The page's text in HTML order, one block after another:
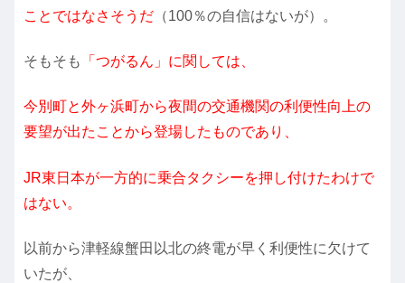
ことではなさそうだ （100％の自信はないが）。
そもそも 「つがるん」に関しては、
今別町と外ヶ浜町から夜間の交通機関の利便性向上の
要望が出たことから登場したものであり、
JR東日本が一方的に乗合タクシーを押し付けたわけで
はない。
以前から津軽線蟹田以北の終電が早く利便性に欠けて
いたが、